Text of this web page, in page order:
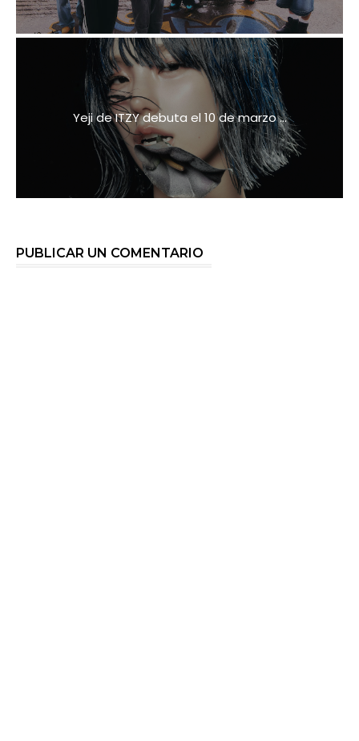
Yeji de ITZY debuta el 10 de marzo ...
PUBLICAR UN COMENTARIO